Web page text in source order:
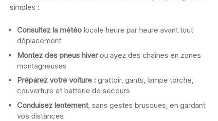
simples :
Consultez la météo locale heure par heure avant tout
déplacement
Montez des pneus hiverou ayez des chaînes en zones
montagneuses
Préparez votre voiture : grattoir, gants, lampe torche,
couverture et batterie de secours
Conduisez lentement, sans gestes brusques, en gardant
vos distances